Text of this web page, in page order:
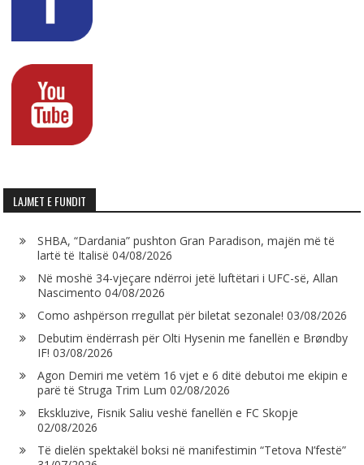
LAJMET E FUNDIT
SHBA, “Dardania” pushton Gran Paradison, majën më të
lartë të Italisë 04/08/2026
Në moshë 34-vjeçare ndërroi jetë luftëtari i UFC-së, Allan
Nascimento 04/08/2026
Como ashpërson rregullat për biletat sezonale! 03/08/2026
Debutim ëndërrash për Olti Hysenin me fanellën e Brøndby
IF! 03/08/2026
Agon Demiri me vetëm 16 vjet e 6 ditë debutoi me ekipin e
parë të Struga Trim Lum 02/08/2026
Ekskluzive, Fisnik Saliu veshë fanellën e FC Skopje
02/08/2026
Të dielën spektakël boksi në manifestimin “Tetova N’festë”